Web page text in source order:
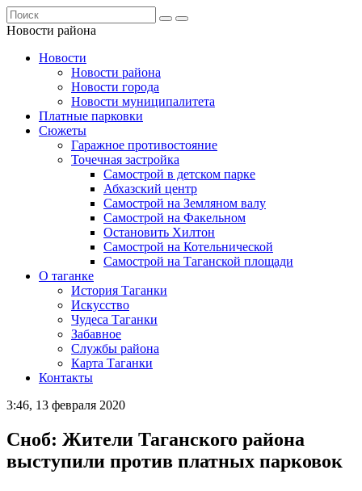
Новости района
Новости
Новости района
Новости города
Новости муниципалитета
Платные парковки
Сюжеты
Гаражное противостояние
Точечная застройка
Самострой в детском парке
Абхазский центр
Самострой на Земляном валу
Самострой на Факельном
Остановить Хилтон
Самострой на Котельнической
Самострой на Таганской площади
О таганке
История Таганки
Искусство
Чудеса Таганки
Забавное
Службы района
Карта Таганки
Контакты
3:46, 13 февраля 2020
Сноб: Жители Таганского района
выступили против платных парковок